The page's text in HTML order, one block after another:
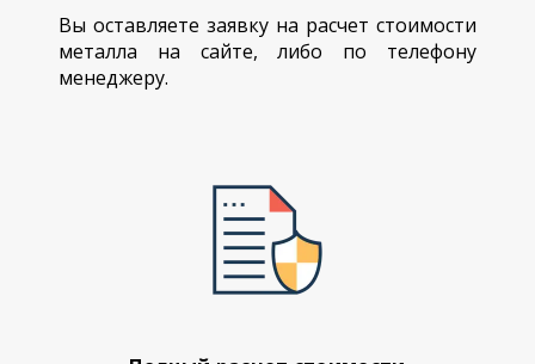
Вы оставляете заявку на расчет стоимости
металла на сайте, либо по телефону
менеджеру.